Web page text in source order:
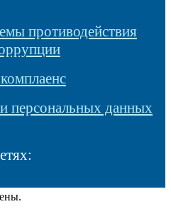
противодействия
персональных данных